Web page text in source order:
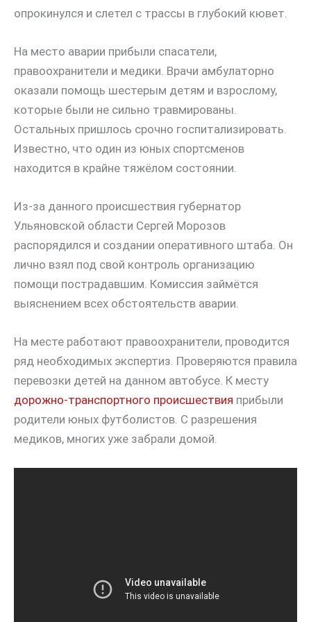
опрокинулся и слетел с трассы в глубокий кювет.
На место аварии прибыли спасатели,
правоохранители и медики. Врачи амбулаторно
оказали помощь шестерым детям и взрослому,
которые были не сильно травмированы.
Остальных пришлось срочно госпитализировать.
Известно, что один из юных спортсменов
находится в крайне тяжёлом состоянии.
Из-за данного происшествия губернатор
Ульяновской области Сергей Морозов
распорядился и создании оперативного штаба. Он
лично взял под свой контроль организацию
помощи пострадавшим. Комиссия займётся
выяснением всех обстоятельств аварии.
На месте работают правоохранители, проводится
ряд необходимых экспертиз. Проверяются правила
перевозки детей на данном автобусе. К месту
дорожно-транспортного происшествия прибыли
родители юных футболистов. С разрешения
медиков, многих уже забрали домой.